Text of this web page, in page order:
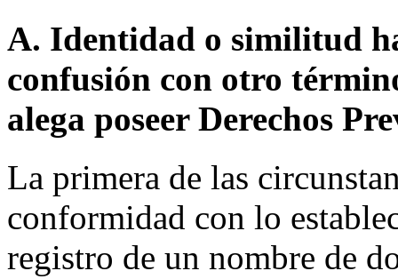
A. Identidad o similitud
confusión con otro
alega poseer Derechos
La primera de las
conformidad con lo
registro de un nombre de